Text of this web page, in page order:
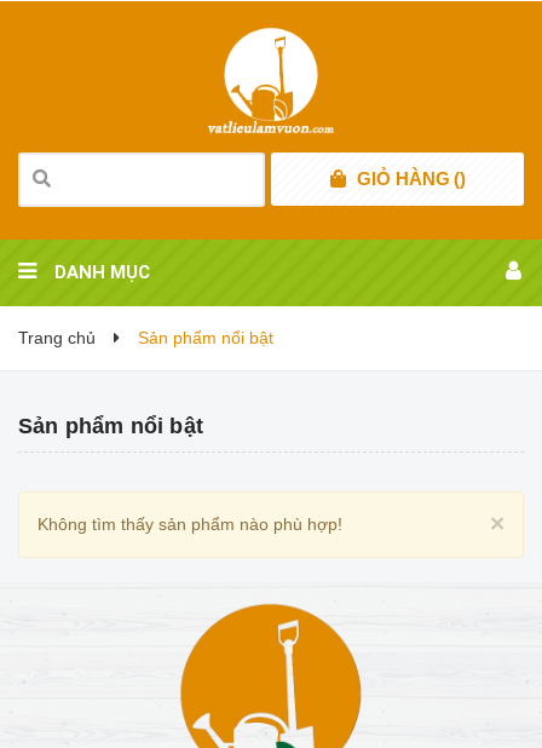
GIỎ HÀNG ()
DANH MỤC
Trang chủ Sản phẩm nổi bật
Sản phẩm nổi bật
×
Không tìm thấy sản phẩm nào phù hợp!